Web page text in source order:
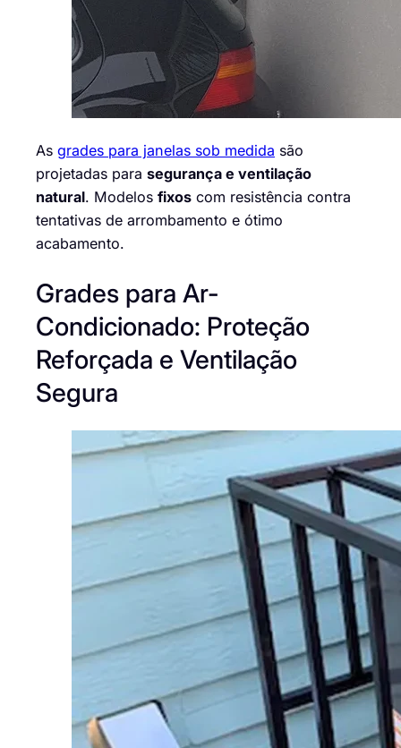
As grades para janelas sob medida são
projetadas para segurança e ventilação
natural. Modelos fixos com resistência contra
tentativas de arrombamento e ótimo
acabamento.
Grades para Ar-
Condicionado: Proteção
Reforçada e Ventilação
Segura